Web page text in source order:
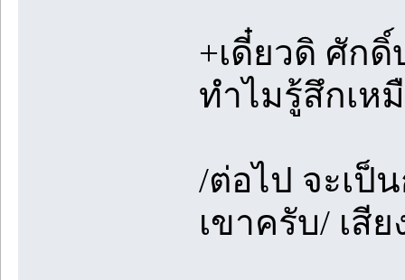
+เดี๋ยวดิ ศักดิ์
ทำไมรู้สึกเห
/ต่อไป จะเป็
เขาครับ/ เสี